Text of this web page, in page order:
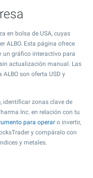
en bolsa de USA, cuyas
ALBO. Esta página ofrece
un gráfico interactivo para
actualización manual. Las
ALBO son oferta USD y
identificar zonas clave de
Inc. en relación con tu
para operar o invertir,
y compáralo con
y metales.